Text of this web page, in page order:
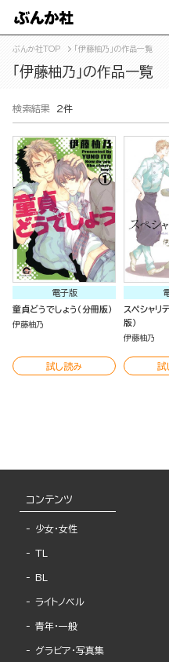
ぶんか社TOP 「伊藤柚乃」の作品一覧
「伊藤柚乃」の作品一覧
検索結果 2件
電子版
童貞どうでしょう（分冊版）
伊藤柚乃
試し読み
スペシャリ
版）
伊藤柚乃
試
コンテンツ
少女・女性
TL
BL
ライトノベル
青年・一般
グラビア・写真集